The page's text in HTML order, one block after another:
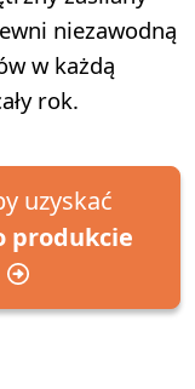
niezawodną
w każdą
rok.
uzyskać
produkcie